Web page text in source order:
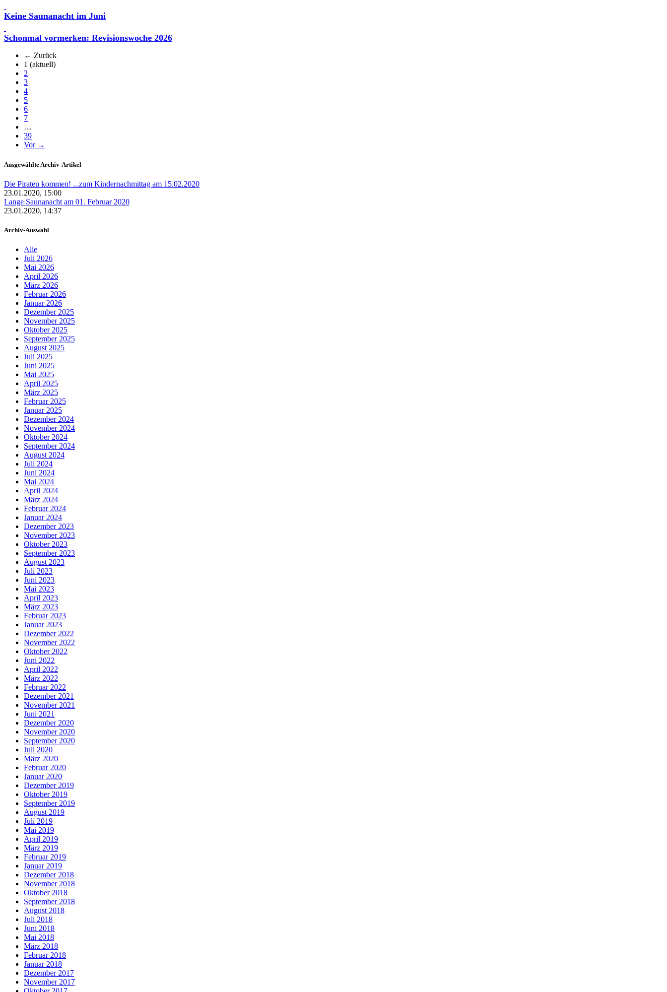
Keine Saunanacht im Juni
Schonmal vormerken: Revisionswoche 2026
← Zurück
1 (aktuell)
2
3
4
5
6
7
…
39
Vor →
Ausgewählte Archiv-Artikel
Die Piraten kommen! ...zum Kindernachmittag am 15.02.2020
23.01.2020, 15:00
Lange Saunanacht am 01. Februar 2020
23.01.2020, 14:37
Archiv-Auswahl
Alle
Juli 2026
Mai 2026
April 2026
März 2026
Februar 2026
Januar 2026
Dezember 2025
November 2025
Oktober 2025
September 2025
August 2025
Juli 2025
Juni 2025
Mai 2025
April 2025
März 2025
Februar 2025
Januar 2025
Dezember 2024
November 2024
Oktober 2024
September 2024
August 2024
Juli 2024
Juni 2024
Mai 2024
April 2024
März 2024
Februar 2024
Januar 2024
Dezember 2023
November 2023
Oktober 2023
September 2023
August 2023
Juli 2023
Juni 2023
Mai 2023
April 2023
März 2023
Februar 2023
Januar 2023
Dezember 2022
November 2022
Oktober 2022
Juni 2022
April 2022
März 2022
Februar 2022
Dezember 2021
November 2021
Juni 2021
Dezember 2020
November 2020
September 2020
Juli 2020
März 2020
Februar 2020
Januar 2020
Dezember 2019
Oktober 2019
September 2019
August 2019
Juli 2019
Mai 2019
April 2019
März 2019
Februar 2019
Januar 2019
Dezember 2018
November 2018
Oktober 2018
September 2018
August 2018
Juli 2018
Juni 2018
Mai 2018
März 2018
Februar 2018
Januar 2018
Dezember 2017
November 2017